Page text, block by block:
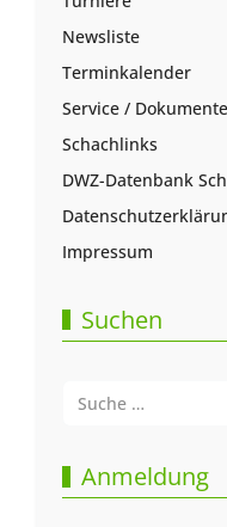
Newsliste
Terminkalender
Service / Dokumente
Schachlinks
DWZ-Datenbank
Impressum
Suchen
Anmeldung